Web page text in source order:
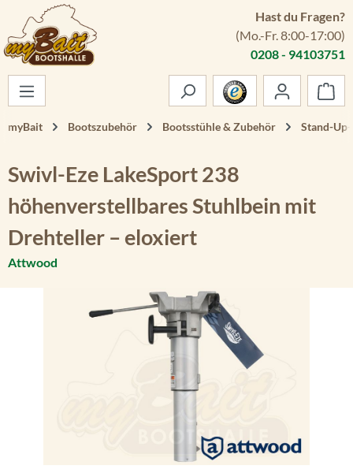
Zum Hauptinhalt springen
Hast du Fragen?
(Mo.-Fr. 8:00-17:00)
0208 - 94103751
myBait Bootszubehör Bootsstühle & Zubehör Stand-
Swivl-Eze LakeSport 238
höhenverstellbares Stuhlbein mit
Drehteller – eloxiert
Attwood
Bildergalerie überspringen